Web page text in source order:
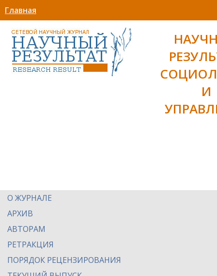
Главная
И
О ЖУРНАЛЕ
АРХИВ
АВТОРАМ
РЕТРАКЦИЯ
ПОРЯДОК РЕЦЕНЗИРОВАНИЯ